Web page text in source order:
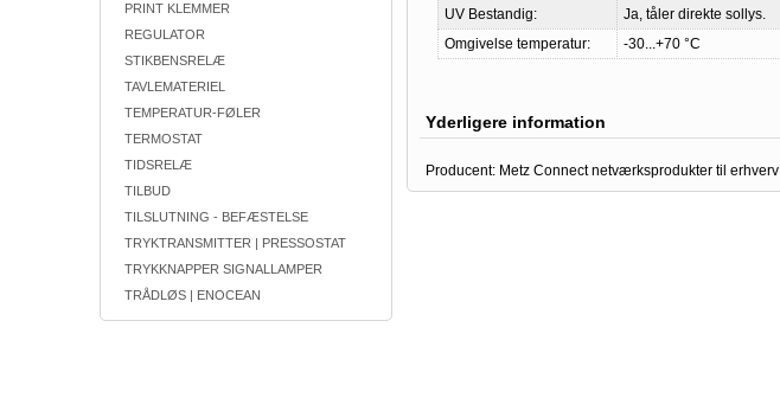
PRINT KLEMMER
REGULATOR
STIKBENSRELÆ
TAVLEMATERIEL
TEMPERATUR-FØLER
TERMOSTAT
TIDSRELÆ
TILBUD
TILSLUTNING - BEFÆSTELSE
TRYKTRANSMITTER | PRESSOSTAT
TRYKKNAPPER SIGNALLAMPER
TRÅDLØS | ENOCEAN
UV Bestandig:
Ja, tåler direkte sollys.
Omgivelse temperatur:
-30...+70 °C
Yderligere information
Producent: Metz Connect netværksprodukter til erhverv